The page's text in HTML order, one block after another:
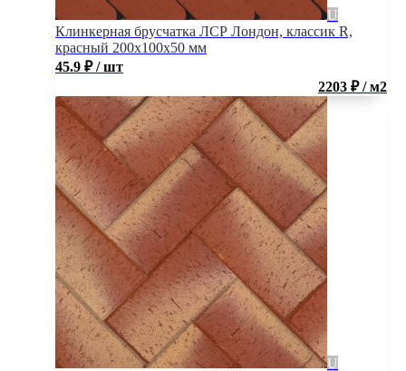
Клинкерная брусчатка ЛСР Лондон, классик R,
красный 200x100x50 мм
45.9 ₽ / шт
2203 ₽ / м2